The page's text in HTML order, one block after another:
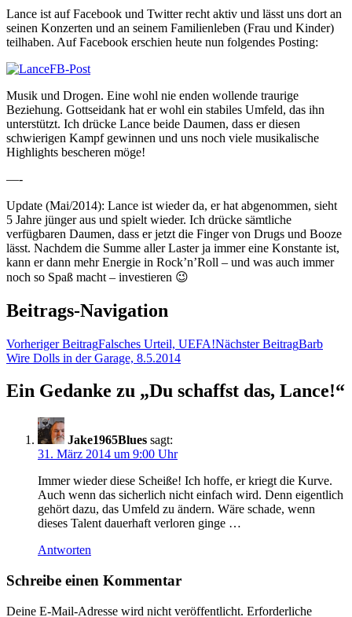
Lance ist auf Facebook und Twitter recht aktiv und lässt uns dort an
seinen Konzerten und an seinem Familienleben (Frau und Kinder)
teilhaben. Auf Facebook erschien heute nun folgendes Posting:
Musik und Drogen. Eine wohl nie enden wollende traurige
Beziehung. Gottseidank hat er wohl ein stabiles Umfeld, das ihn
unterstützt. Ich drücke Lance beide Daumen, dass er diesen
schwierigen Kampf gewinnen und uns noch viele musikalische
Highlights bescheren möge!
—-
Update (Mai/2014): Lance ist wieder da, er hat abgenommen, sieht
5 Jahre jünger aus und spielt wieder. Ich drücke sämtliche
verfügbaren Daumen, dass er jetzt die Finger von Drugs und Booze
lässt. Nachdem die Summe aller Laster ja immer eine Konstante ist,
kann er dann mehr Energie in Rock’n’Roll – und was auch immer
noch so Spaß macht – investieren 😉
Beitrags-Navigation
Vorheriger BeitragFalsches Urteil, UEFA!Nächster BeitragBarb
Wire Dolls in der Garage, 8.5.2014
Ein Gedanke zu „Du schaffst das, Lance!“
Jake1965Blues sagt:
31. März 2014 um 9:00 Uhr
Immer wieder diese Scheiße! Ich hoffe, er kriegt die Kurve.
Auch wenn das sicherlich nicht einfach wird. Denn eigentlich
gehört dazu, das Umfeld zu ändern. Wäre schade, wenn
dieses Talent dauerhaft verloren ginge …
Antworten
Schreibe einen Kommentar
Deine E-Mail-Adresse wird nicht veröffentlicht. Erforderliche